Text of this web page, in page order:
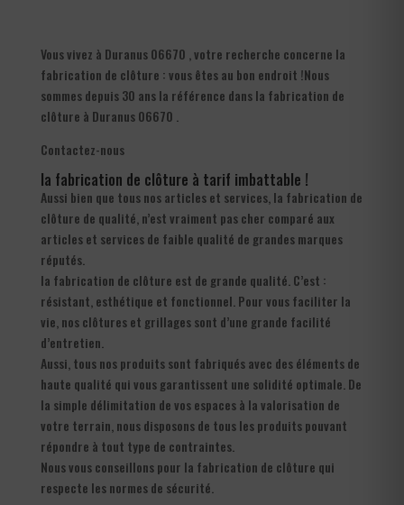
Vous vivez à Duranus 06670 , votre recherche concerne la
fabrication de clôture : vous êtes au bon endroit !Nous
sommes depuis 30 ans la référence dans la fabrication de
clôture à Duranus 06670 .
Contactez-nous
la fabrication de clôture à tarif imbattable !
Aussi bien que tous nos articles et services, la fabrication de
clôture de qualité, n’est vraiment pas cher comparé aux
articles et services de faible qualité de grandes marques
réputés.
la fabrication de clôture est de grande qualité. C’est :
résistant, esthétique et fonctionnel. Pour vous faciliter la
vie, nos clôtures et grillages sont d’une grande facilité
d’entretien.
Aussi, tous nos produits sont fabriqués avec des éléments de
haute qualité qui vous garantissent une solidité optimale. De
la simple délimitation de vos espaces à la valorisation de
votre terrain, nous disposons de tous les produits pouvant
répondre à tout type de contraintes.
Nous vous conseillons pour la fabrication de clôture qui
respecte les normes de sécurité.